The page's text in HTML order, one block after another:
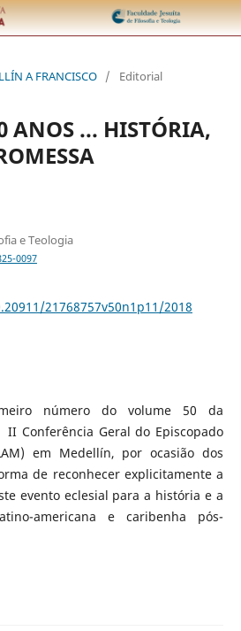
A FRANCISCO / Editorial
ANOS ... HISTÓRIA,
e Teologia
0097
21768757v50n1p11/2018
número do volume 50 da
II Conferência Geral do Episcopado
em Medellín, por ocasião dos
de reconhecer explicitamente a
evento eclesial para a história e a
americana e caribenha pós-